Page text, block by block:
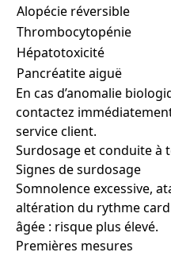
Alopécie réversible
Thrombocytopénie
Hépatotoxicité
Pancréatite aiguë
En cas d’anomalie
contactez
service client.
Surdosage et conduite à
Signes de surdosage
Somnolence excessive,
altération du rythme
âgée : risque plus élevé.
Premières mesures